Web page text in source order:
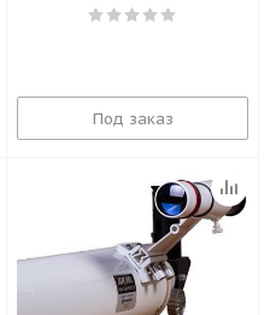
Под заказ